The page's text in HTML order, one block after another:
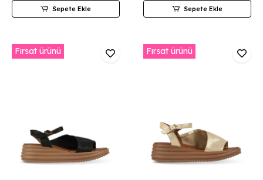
Sepete Ekle Sepete Ekle
Fırsat ürünü Fırsat ürünü